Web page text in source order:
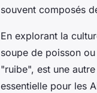
souvent composés
En explorant la
soupe de poisson
"ruibe", est une
essentielle pour les